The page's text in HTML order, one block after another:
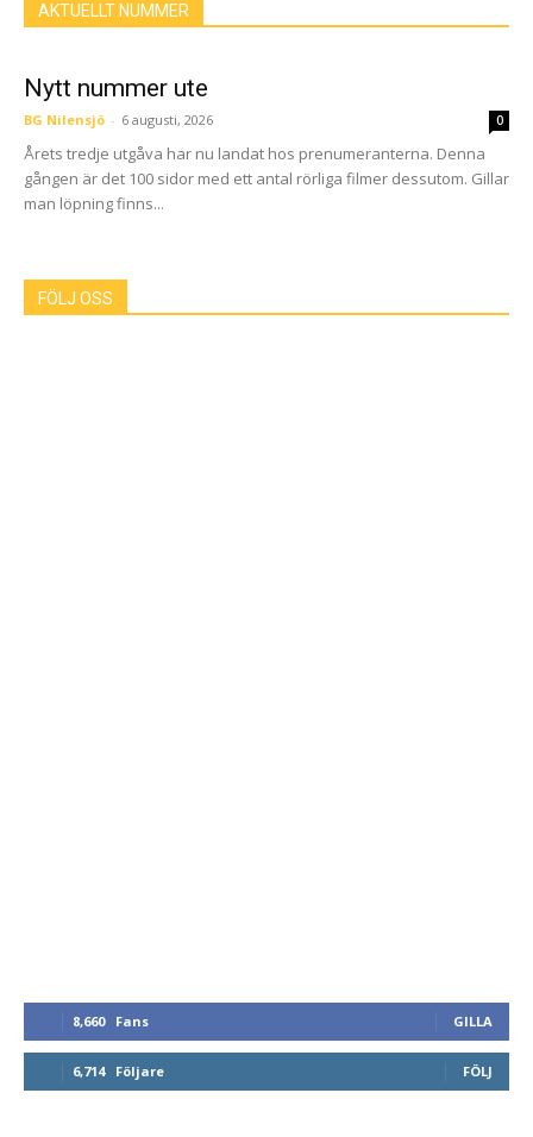
AKTUELLT NUMMER
Nytt nummer ute
BG Nilensjö - 6 augusti, 2026 0
Årets tredje utgåva har nu landat hos prenumeranterna. Denna
gången är det 100 sidor med ett antal rörliga filmer dessutom. Gillar
man löpning finns...
FÖLJ OSS
8,660 Fans GILLA
6,714 Följare FÖLJ